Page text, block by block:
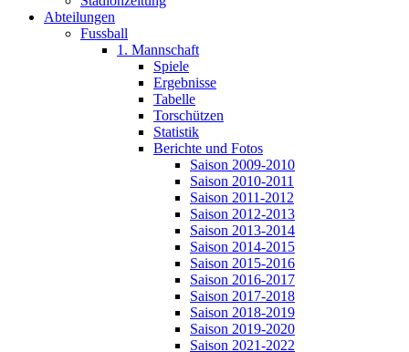
Abteilungen
Fussball
1. Mannschaft
Spiele
Ergebnisse
Tabelle
Torschützen
Statistik
Berichte und Fotos
Saison 2009-2010
Saison 2010-2011
Saison 2011-2012
Saison 2012-2013
Saison 2013-2014
Saison 2014-2015
Saison 2015-2016
Saison 2016-2017
Saison 2017-2018
Saison 2018-2019
Saison 2019-2020
Saison 2021-2022